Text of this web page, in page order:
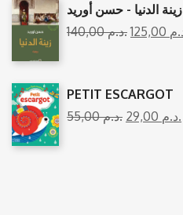
زينة الدنيا - حسن أوريد
140,00
د.م. 125,00
PETIT ESCARGOT
55,00
د.م. 29,00 د.م.